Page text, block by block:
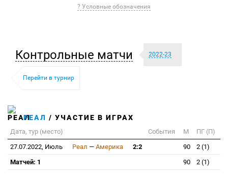
? Условные обозначения
Контрольные матчи 2022-23
Перейти в турнир
РЕАЛ / УЧАСТИЕ В ИГРАХ
Дата, тур (место) События М
ПГ (П)
27.07.2022, Июль
Реал — Америка 2:2 90
2 (1)
Матчей: 1
90 2 (1)